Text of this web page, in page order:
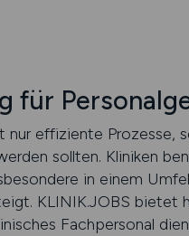
für
effiziente Prozesse,
sollten. Kliniken
in einem
KLINIK.JOBS bietet
Fachpersonal